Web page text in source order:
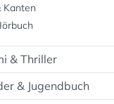
Kanten
& Thriller
& Jugendbuch